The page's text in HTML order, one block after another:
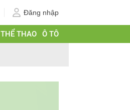
Đăng nhập
THỂ THAO Ô TÔ